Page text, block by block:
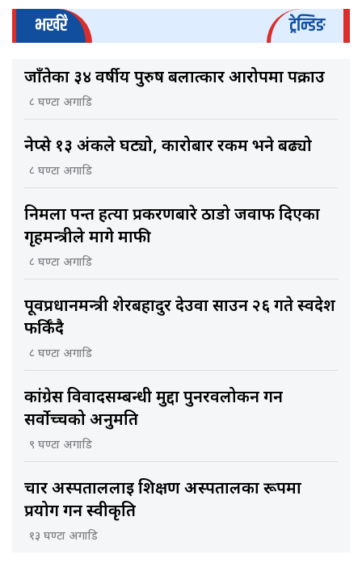
भर्खरै ट्रेन्डिङ
जाँतेका ३४ वर्षीय पुरुष बलात्कार आरोपमा पक्राउ
८ घण्टा अगाडि
नेप्से १३ अंकले घट्यो, कारोबार रकम भने बढ्यो
८ घण्टा अगाडि
निर्मला पन्त हत्या प्रकरणबारे ठाडो जवाफ दिएका
गृहमन्त्रीले मागे माफी
८ घण्टा अगाडि
पूर्वप्रधानमन्त्री शेरबहादुर देउवा साउन २६ गते स्वदेश
फर्किँदै
८ घण्टा अगाडि
कांग्रेस विवादसम्बन्धी मुद्दा पुनरवलोकन गर्न
सर्वोच्चको अनुमति
९ घण्टा अगाडि
चार अस्पताललाई शिक्षण अस्पतालका रूपमा
प्रयोग गर्न स्वीकृति
१३ घण्टा अगाडि